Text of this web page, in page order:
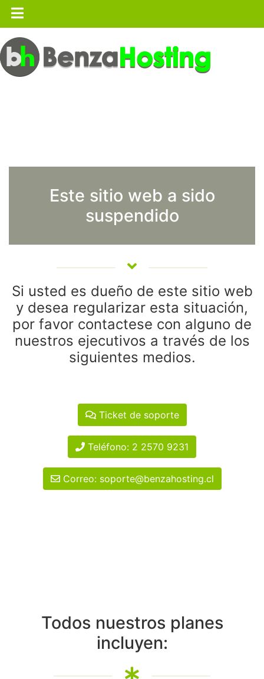
Este sitio web a sido
suspendido
Si usted es dueño de este sitio web
y desea regularizar esta situación,
por favor contactese con alguno de
nuestros ejecutivos a través de los
siguientes medios.
Ticket de soporte
Teléfono: 2 2570 9231
Correo: soporte@benzahosting.cl
Todos nuestros planes
incluyen: